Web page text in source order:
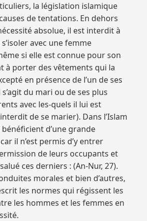
la législation islamique
de tentations. En dehors
absolue, il est interdit à
avec une femme
si elle est connue pour son
à porter des vêtements qui la
en présence de l’un de ses
du mari ou de ses plus
avec les-quels il lui est
de se marier). Dans l’Islam
d’une grande
il n’est permis d’y entrer
de leurs occupants et
ces derniers : (An-Nur, 27).
morales et bien d’autres,
les normes qui régissent les
les hommes et les femmes en